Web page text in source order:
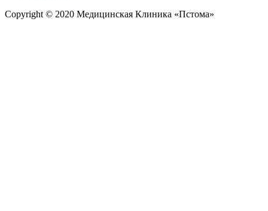
Copyright © 2020 Медицинская Клиника «Пстома»